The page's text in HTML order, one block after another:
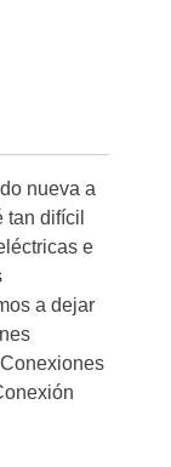
nueva a
tan difícil
e
a dejar